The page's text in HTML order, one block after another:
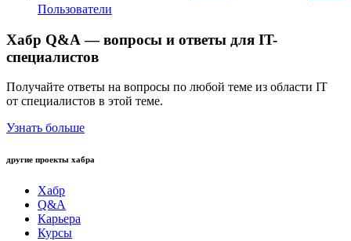
Пользователи
Хабр Q&A — вопросы и ответы для IT-
специалистов
Получайте ответы на вопросы по любой теме из области IT
от специалистов в этой теме.
Узнать больше
другие проекты хабра
Хабр
Q&A
Карьера
Курсы